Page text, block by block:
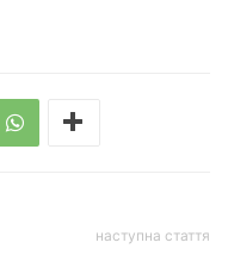
наступна стаття